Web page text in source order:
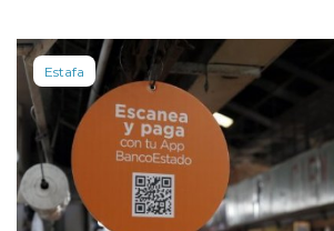
Estafa